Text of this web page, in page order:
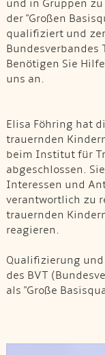
und in Gruppen
der "Großen
qualifiziert und
Bundesverbandes
Benötigen Sie
uns an.
Elisa Föhring hat
trauernden
beim Institut für
abgeschlossen.
Interessen und
verantwortlich zu
trauernden
reagieren.
Qualifizierung
des BVT
als "Große